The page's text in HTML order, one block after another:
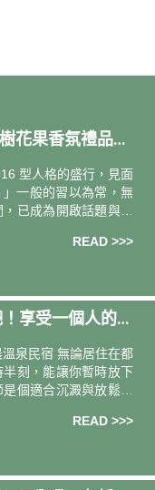
花果香氛禮品大
型人格的盛行，見面
一般的習以為常，無
已成為開啟話題與破
氛選品，在年末為自
READ >>>
享受一個人的茶
泉民宿 無論居住在都
刻，能讓你暫時放下
個適合沉澱與放鬆的
READ >>>